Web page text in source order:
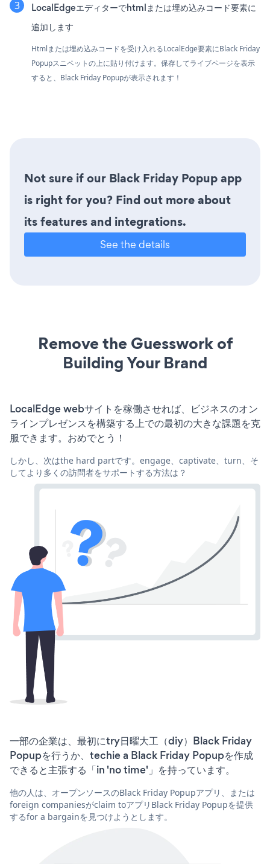
LocalEdgeエディターでhtmlまたは埋め込みコード要素に
追加します
Htmlまたは埋め込みコードを受け入れるLocalEdge要素にBlack Friday
Popupスニペットの上に貼り付けます。保存してライブページを表示
すると、Black Friday Popupが表示されます！
Not sure if our Black Friday Popup app
is right for you? Find out more about
its features and integrations.
See the details
Remove the Guesswork of
Building Your Brand
LocalEdge webサイトを稼働させれば、ビジネスのオン
ラインプレゼンスを構築する上での最初の大きな課題を克
服できます。おめでとう！
しかし、次はthe hard partです。engage、captivate、turn、そ
してより多くの訪問者をサポートする方法は？
一部の企業は、最初にtry日曜大工（diy）Black Friday
Popupを行うか、techie a Black Friday Popupを作成
できると主張する「in 'no time'」を持っています。
他の人は、オープンソースのBlack Friday Popupアプリ、または
foreign companiesがclaim toアプリBlack Friday Popupを提供
するfor a bargainを見つけようとします。